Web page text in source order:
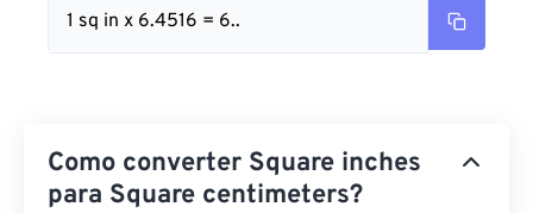
1 sq in x 6.4516 = 6..
Como converter Square inches
para Square centimeters?